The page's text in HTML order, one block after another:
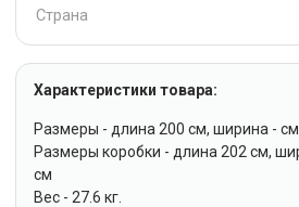
Страна
Характеристики товара:
Размеры - длина 200 см, ширина -
Размеры коробки - длина 202 см,
см
Вес - 27.6 кг.